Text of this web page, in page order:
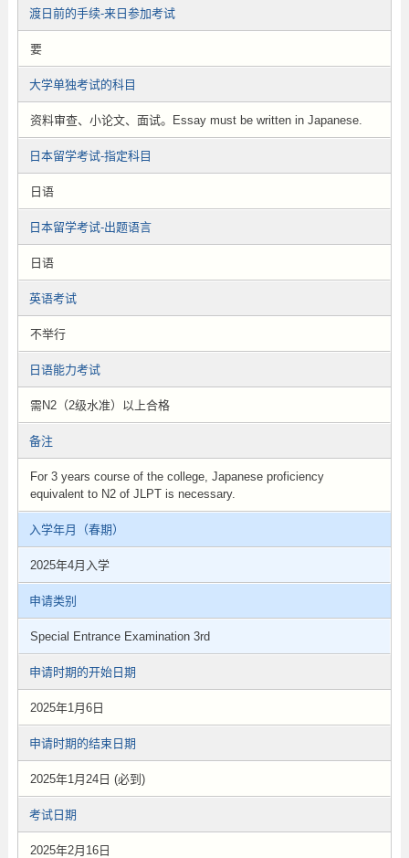
渡日前的手续-来日参加考试
要
大学单独考试的科目
资料审查、小论文、面试。Essay must be written in Japanese.
日本留学考试-指定科目
日语
日本留学考试-出题语言
日语
英语考试
不举行
日语能力考试
需N2（2级水准）以上合格
备注
For 3 years course of the college, Japanese proficiency
equivalent to N2 of JLPT is necessary.
入学年月（春期）
2025年4月入学
申请类别
Special Entrance Examination 3rd
申请时期的开始日期
2025年1月6日
申请时期的结束日期
2025年1月24日 (必到)
考试日期
2025年2月16日